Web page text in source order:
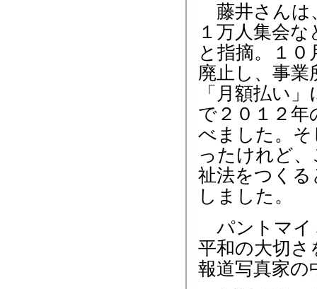
藤井さんは
１万人集会
と指摘。１
廃止し、事業
「月額払い
で２０１２年
べました。
ったけれど
祉法をつく
しました。
パントマイ
平和の大切
報道写真家の